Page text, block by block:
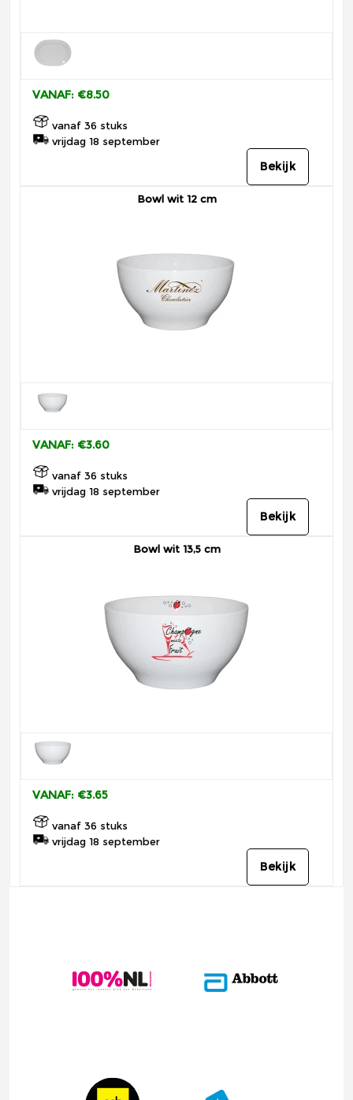
VANAF: €8.50
vanaf 36 stuks
vrijdag 18 september
Bekijk
Bowl wit 12 cm
VANAF: €3.60
vanaf 36 stuks
vrijdag 18 september
Bekijk
Bowl wit 13,5 cm
VANAF: €3.65
vanaf 36 stuks
vrijdag 18 september
Bekijk